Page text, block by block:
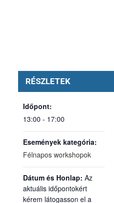
RÉSZLETEK
Időpont:
13:00 - 17:00
Események kategória:
Félnapos workshopok
Honlap: